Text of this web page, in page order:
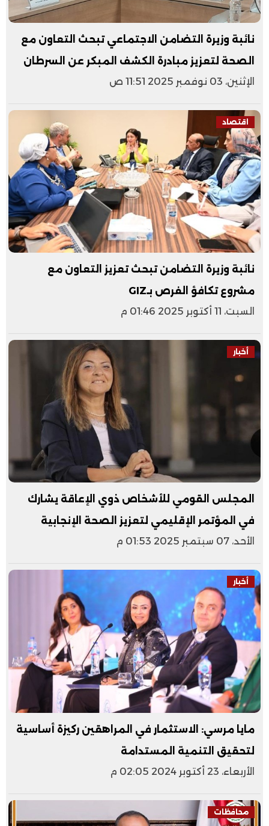
نائبة وزيرة التضامن الاجتماعي تبحث التعاون مع
الصحة لتعزيز مبادرة الكشف المبكر عن السرطان
الإثنين، 03 نوفمبر 2025 11:51 ص
اقتصاد
نائبة وزيرة التضامن تبحث تعزيز التعاون مع
مشروع تكافؤ الفرص بـGIZ
السبت، 11 أكتوبر 2025 01:46 م
أخبار
المجلس القومي للأشخاص ذوي الإعاقة يشارك
في المؤتمر الإقليمي لتعزيز الصحة الإنجابية
الأحد، 07 سبتمبر 2025 01:53 م
أخبار
مايا مرسي: الاستثمار في المراهقين ركيزة أساسية
لتحقيق التنمية المستدامة
الأربعاء، 23 أكتوبر 2024 02:05 م
محافظات